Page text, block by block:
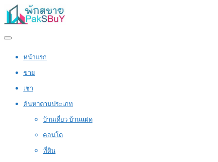
หน้าแรก
ขาย
เช่า
ค้นหาตามประเภท
บ้านเดี่ยว บ้านแฝด
คอนโด
ที่ดิน